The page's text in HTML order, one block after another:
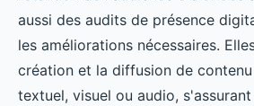
aussi des audits de présence
les améliorations nécessaires.
création et la diffusion de
textuel, visuel ou audio,